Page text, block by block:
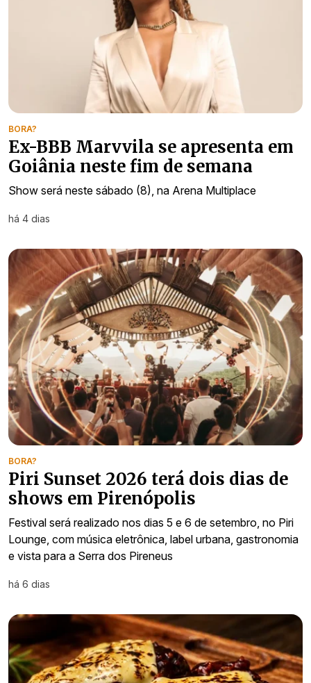
BORA?
Ex-BBB Marvvila se apresenta em
Goiânia neste fim de semana
Show será neste sábado (8), na Arena Multiplace
há 4 dias
BORA?
Piri Sunset 2026 terá dois dias de
shows em Pirenópolis
Festival será realizado nos dias 5 e 6 de setembro, no Piri
Lounge, com música eletrônica, label urbana, gastronomia
e vista para a Serra dos Pireneus
há 6 dias